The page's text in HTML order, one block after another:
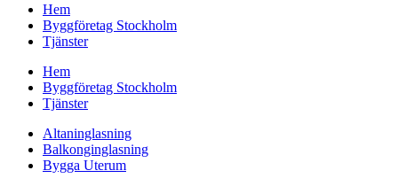
Hem
Byggföretag Stockholm
Tjänster
Hem
Byggföretag Stockholm
Tjänster
Altaninglasning
Balkonginglasning
Bygga Uterum